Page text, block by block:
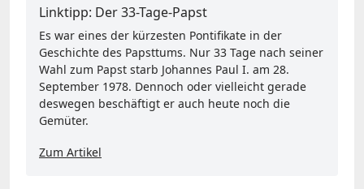
Linktipp: Der 33-Tage-Papst
Es war eines der kürzesten Pontifikate in der
Geschichte des Papsttums. Nur 33 Tage nach seiner
Wahl zum Papst starb Johannes Paul I. am 28.
September 1978. Dennoch oder vielleicht gerade
deswegen beschäftigt er auch heute noch die
Gemüter.
Zum Artikel